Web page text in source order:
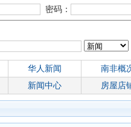
密码：
华人新闻 南非概
新闻中心 房屋店